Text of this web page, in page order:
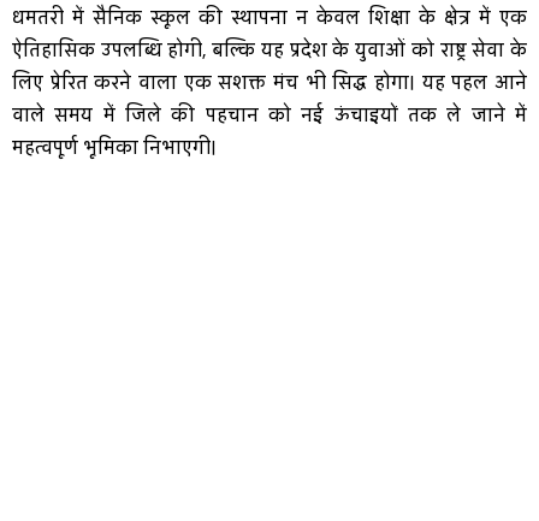
धमतरी में सैनिक स्कूल की स्थापना न केवल शिक्षा के क्षेत्र में एक
ऐतिहासिक उपलब्धि होगी, बल्कि यह प्रदेश के युवाओं को राष्ट्र सेवा के
लिए प्रेरित करने वाला एक सशक्त मंच भी सिद्ध होगा। यह पहल आने
वाले समय में जिले की पहचान को नई ऊंचाइयों तक ले जाने में
महत्वपूर्ण भूमिका निभाएगी।